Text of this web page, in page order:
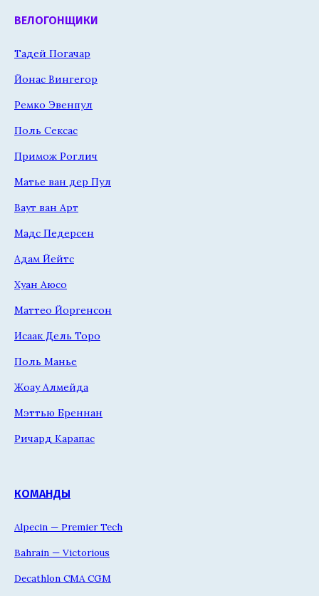
ВЕЛОГОНЩИКИ
Тадей Погачар
Йонас Вингегор
Ремко Эвенпул
Поль Сексас
Примож Роглич
Матье ван дер Пул
Ваут ван Арт
Мадс Педерсен
Адам Йейтс
Хуан Аюсо
Маттео Йоргенсон
Исаак Дель Торо
Поль Манье
Жоау Алмейда
Мэттью Бреннан
Ричард Карапас
КОМАНДЫ
Alpecin — Premier Tech
Bahrain — Victorious
Decathlon CMA CGM